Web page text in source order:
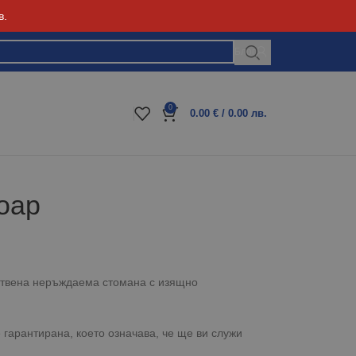
Блог
0
0.00 € / 0.00 лв.
неръждаема стомана с изящно
което означава, че ще ви служи